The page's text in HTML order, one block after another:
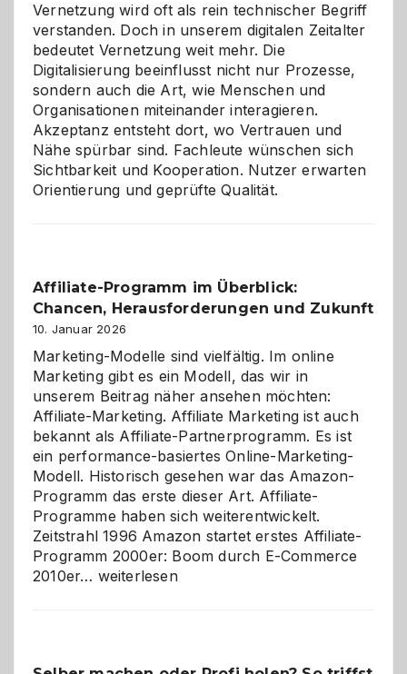
Vernetzung wird oft als rein technischer Begriff
verstanden. Doch in unserem digitalen Zeitalter
bedeutet Vernetzung weit mehr. Die
Digitalisierung beeinflusst nicht nur Prozesse,
sondern auch die Art, wie Menschen und
Organisationen miteinander interagieren.
Akzeptanz entsteht dort, wo Vertrauen und
Nähe spürbar sind. Fachleute wünschen sich
Sichtbarkeit und Kooperation. Nutzer erwarten
Orientierung und geprüfte Qualität.
Affiliate-Programm im Überblick:
Chancen, Herausforderungen und Zukunft
10. Januar 2026
Marketing-Modelle sind vielfältig. Im online
Marketing gibt es ein Modell, das wir in
unserem Beitrag näher ansehen möchten:
Affiliate-Marketing. Affiliate Marketing ist auch
bekannt als Affiliate-Partnerprogramm. Es ist
ein performance-basiertes Online-Marketing-
Modell. Historisch gesehen war das Amazon-
Programm das erste dieser Art. Affiliate-
Programme haben sich weiterentwickelt.
Zeitstrahl 1996 Amazon startet erstes Affiliate-
Programm 2000er: Boom durch E-Commerce
2010er… Affiliate-
weiterlesen